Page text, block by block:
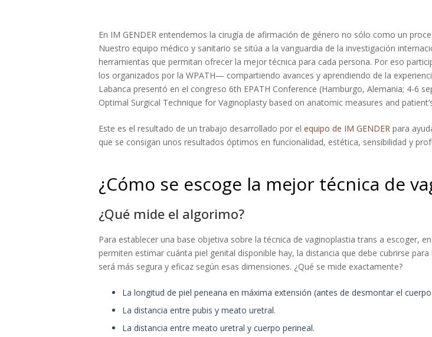
En IM GENDER entendemos la cirugía de afirmación de género no sólo como un
Nuestro equipo médico y sanitario se sitúa a la vanguardia de la investigación
herramientas que permitan ofrecer la mejor técnica para cada persona. Por eso
los organizados por la WPATH— compartiendo avances y aprendiendo de la
Labanca presentó en el congreso 6th EPATH Conference (Hamburgo, Alemania; 4-6
Optimal Surgical Technique for Vaginoplasty based on anatomic measures and
Este es el resultado de un trabajo desarrollado por el equipo de IM GENDER para
que se consigan unos resultados óptimos en funcionalidad, estética, sensibilidad y
¿Cómo se escoge la mejor técnica de
¿Qué mide el algorimo?
Para establecer una base objetiva sobre la técnica de vaginoplastia trans a escoger,
permiten estimar cuánta piel genital disponible hay, la distancia que debe cubrirse
será más segura y eficaz según esas dimensiones. ¿Qué se mide exactamente?
La longitud de piel peneana en máxima extensión (antes de desmontar el
La distancia entre pubis y meato uretral.
La distancia entre meato uretral y cuerpo perineal.